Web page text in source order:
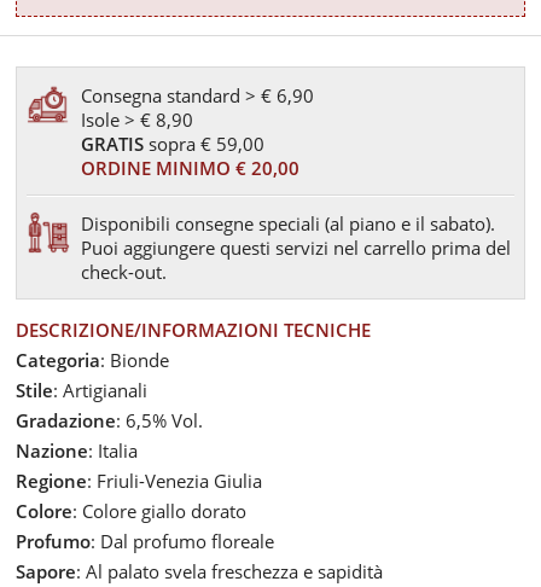
Consegna standard > € 6,90
Isole > € 8,90
GRATIS sopra € 59,00
ORDINE MINIMO € 20,00
Disponibili consegne speciali (al piano e il sabato).
Puoi aggiungere questi servizi nel carrello prima del
check-out.
DESCRIZIONE/INFORMAZIONI TECNICHE
Categoria: Bionde
Stile: Artigianali
Gradazione: 6,5% Vol.
Nazione: Italia
Regione: Friuli-Venezia Giulia
Colore: Colore giallo dorato
Profumo: Dal profumo floreale
Sapore: Al palato svela freschezza e sapidità